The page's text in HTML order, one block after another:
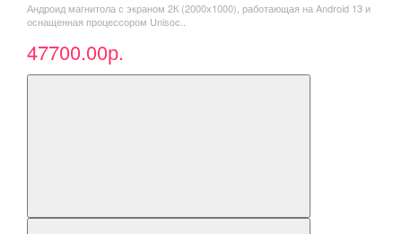
Андроид магнитола с экраном 2К (2000х1000), работающая на Android 13 и
оснащенная процессором Unisoc..
47700.00р.